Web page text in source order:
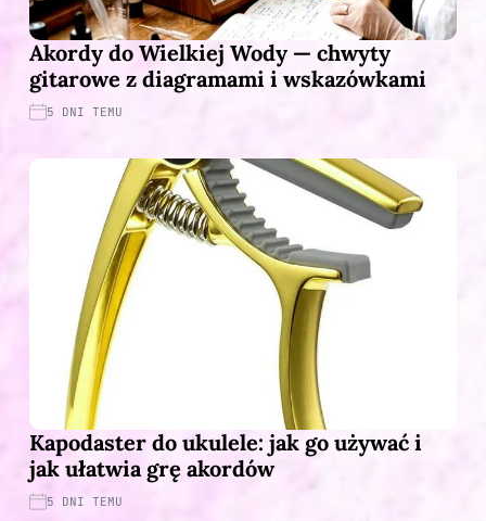
Akordy do Wielkiej Wody — chwyty
gitarowe z diagramami i wskazówkami
5 DNI TEMU
Kapodaster do ukulele: jak go używać i
jak ułatwia grę akordów
5 DNI TEMU